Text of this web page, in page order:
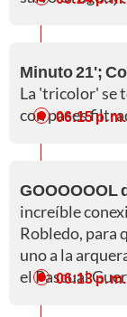
Minuto 21';
La 'tricolor' se
con pases06:15 p. m.
GOOOOOOL
increíble
Robledo, para
uno a la
el Pascual06:13 p. m.